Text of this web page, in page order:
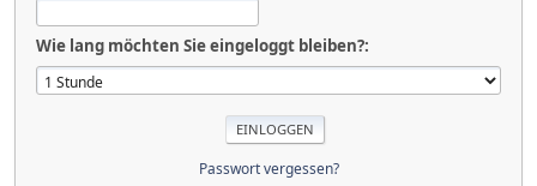
Wie lang möchten Sie eingeloggt bleiben?:
Passwort vergessen?